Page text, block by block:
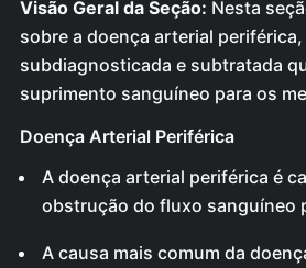
Visão Geral da Seção: Nesta
sobre a doença arterial
subdiagnosticada e subtratada
suprimento sanguíneo para os
Doença Arterial Periférica
A doença arterial periférica é
obstrução do fluxo sanguíneo
A causa mais comum da